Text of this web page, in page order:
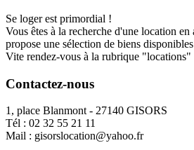
Se loger est primordial !
Vous êtes à la recherche d'une location
propose une sélection de biens
Vite rendez-vous à la rubrique "locations"
Contactez-nous
1, place Blanmont - 27140 GISORS
Tél : 02 32 55 21 11
Mail : gisorslocation@yahoo.fr